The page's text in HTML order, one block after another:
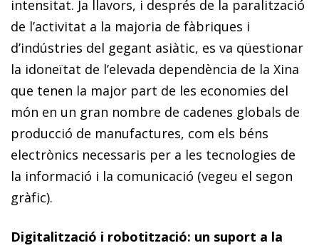
intensitat. Ja llavors, i després de la paralització
de l’activitat a la majoria de fàbriques i
d’indústries del gegant asiàtic, es va qüestionar
la idoneïtat de l’elevada dependència de la Xina
que tenen la major part de les economies del
món en un gran nombre de cadenes globals de
producció de manufactures, com els béns
electrònics necessaris per a les tecnologies de
la informació i la comunicació (vegeu el segon
gràfic).
Digitalització i robotització: un suport a la